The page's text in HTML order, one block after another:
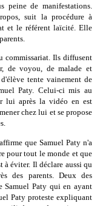
peine de manifestations.
suit la procédure à
et le référent laïcité. Elle
commissariat. Ils diffusent
de voyou, de malade et
tente vainement de
Paty. Celui-ci mis au
lui après la vidéo en est
chez lui et se propose
que Samuel Paty n'a
pour tout le monde et que
à éviter. Il déclare aussi qu
des parents. Deux des
Samuel Paty qui en ayant
Paty proteste expliquant